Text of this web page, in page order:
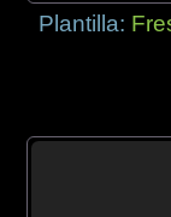
Plantilla: